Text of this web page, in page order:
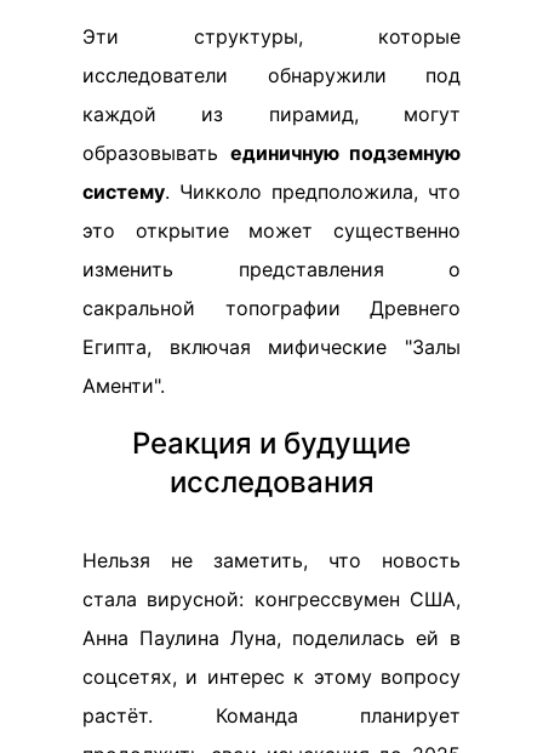
Эти структуры, которые
исследователи обнаружили под
каждой из пирамид, могут
образовывать единичную подземную
систему. Чикколо предположила, что
это открытие может существенно
изменить представления о
сакральной топографии Древнего
Египта, включая мифические "Залы
Аменти".
Реакция и будущие
исследования
Нельзя не заметить, что новость
стала вирусной: конгрессвумен США,
Анна Паулина Луна, поделилась ей в
соцсетях, и интерес к этому вопросу
растёт. Команда планирует